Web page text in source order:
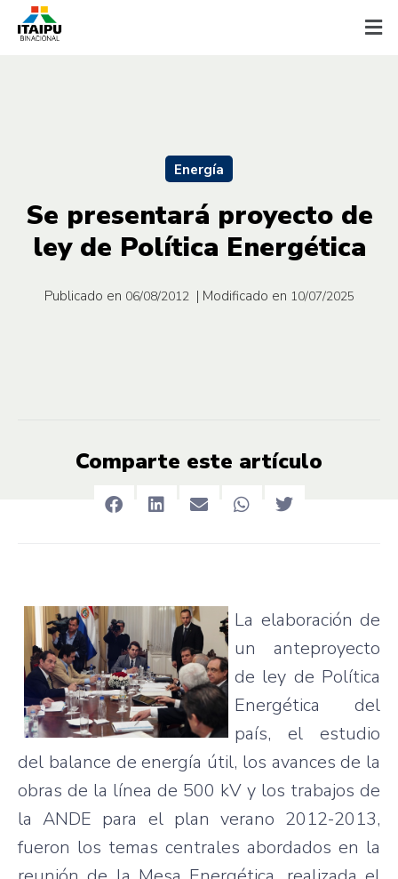
Energía
Se presentará proyecto de
ley de Política Energética
Publicado en 06/08/2012 | Modificado en 10/07/2025
Comparte este artículo
La elaboración de
un anteproyecto
de ley de Política
Energética del
país, el estudio
del balance deenergía útil, los avances de la
obras de la línea de 500 kV y los trabajos de
laANDE para el plan verano 2012-2013,
fueron los temas centrales abordados en la